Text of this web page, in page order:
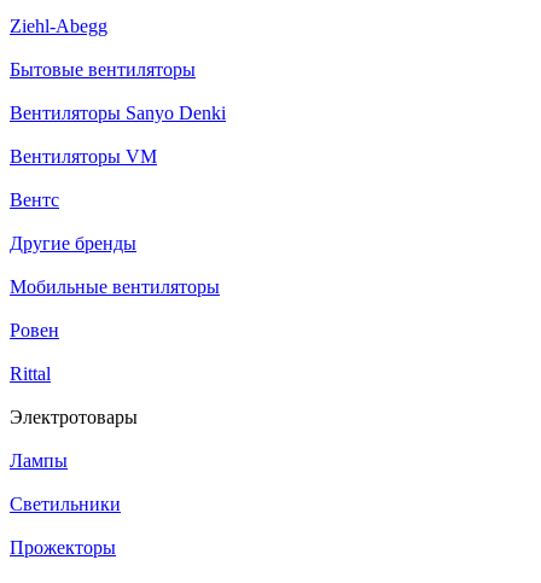
Ziehl-Abegg
Бытовые вентиляторы
Вентиляторы Sanyo Denki
Вентиляторы VM
Вентс
Другие бренды
Мобильные вентиляторы
Ровен
Rittal
Электротовары
Лампы
Светильники
Прожекторы